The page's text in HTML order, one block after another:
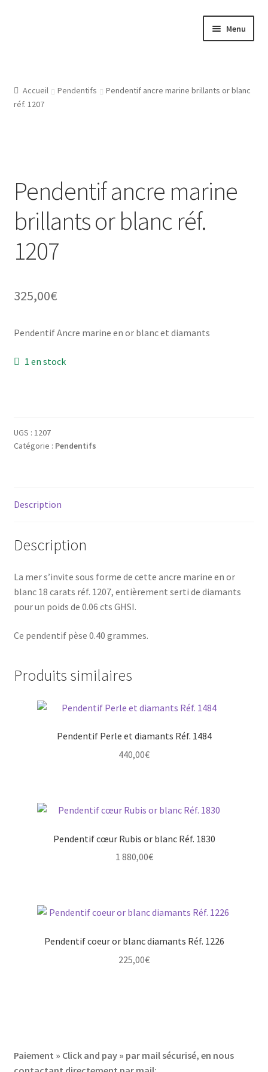
Menu
Atelier
Gravure Bijoux, Bagues, Pendentifs, Bracelets, Les Modeles
De Gravures
L’Atelier De Bijouterie Et Joaillerie
Accueil Pendentifs
Pendentif ancre marine brillants or blanc
réf. 1207
Pendentif ancre marine
brillants or blanc réf.
1207
325,00€
Pendentif Ancre marine en or blanc et diamants
1 en stock
UGS : 1207
Catégorie : Pendentifs
Description
Description
La mer s’invite sous forme de cette ancre marine en or
blanc 18 carats réf. 1207, entièrement serti de diamants
pour un poids de 0.06 cts GHSI.
Ce pendentif pèse 0.40 grammes.
Produits similaires
Pendentif Perle et diamants Réf. 1484
440,00€
Pendentif cœur Rubis or blanc Réf. 1830
1 880,00€
Pendentif coeur or blanc diamants Réf. 1226
225,00€
Paiement » Click and pay » par mail sécurisé, en nous